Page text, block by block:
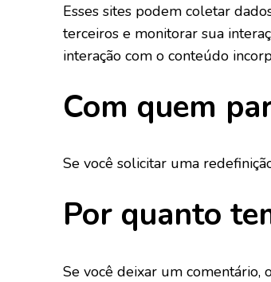
Esses sites podem coletar
terceiros e monitorar sua
interação com o conteúdo
Com quem
Se você solicitar uma
Por quanto
Se você deixar um comentário,